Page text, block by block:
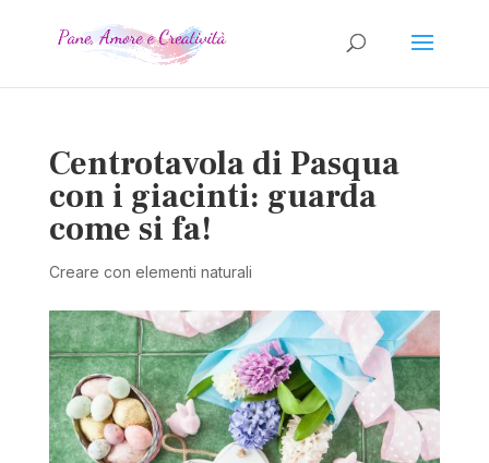
Centrotavola di Pasqua
con i giacinti: guarda
come si fa!
Creare con elementi naturali